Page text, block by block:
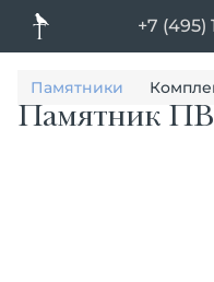
+7 (495)
Памятники
Памятник